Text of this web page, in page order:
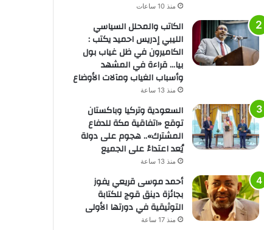
منذ 10 ساعات
الكاتب والمحلل السياسي
الليبي إدريس احميد يكتب :
الكاميرون في ظل غياب بول
بيا… قراءة في المشهد
وأسباب الغياب ومآلات الأوضاع
منذ 13 ساعة
السعودية وتركيا وباكستان
توقع «اتفاقية مكة للدفاع
المشترك».. هجوم على دولة
يُعد اعتداءً على الجميع
منذ 13 ساعة
أحمد موسى قريعي يفوز
بجائزة دينق قوج للكتابة
التوثيقية في دورتها الأولى
منذ 17 ساعة